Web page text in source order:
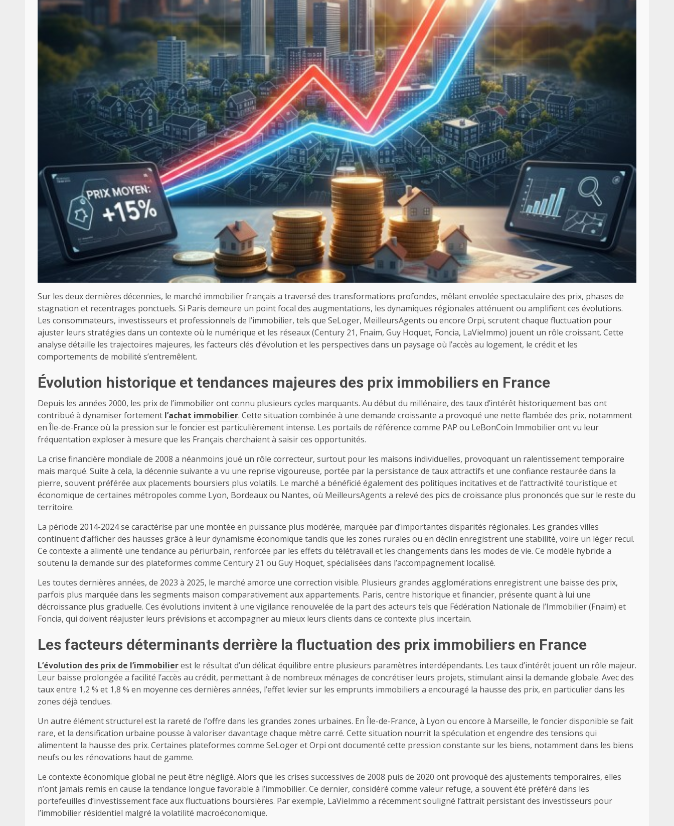
Sur les deux dernières décennies, le marché immobilier français a traversé des transformations profondes, mêlant envolée spectaculaire des prix, phases de
stagnation et recentrages ponctuels. Si Paris demeure un point focal des augmentations, les dynamiques régionales atténuent ou amplifient ces évolutions.
Les consommateurs, investisseurs et professionnels de l’immobilier, tels que SeLoger, MeilleursAgents ou encore Orpi, scrutent chaque fluctuation pour
ajuster leurs stratégies dans un contexte où le numérique et les réseaux (Century 21, Fnaim, Guy Hoquet, Foncia, LaVieImmo) jouent un rôle croissant. Cette
analyse détaille les trajectoires majeures, les facteurs clés d’évolution et les perspectives dans un paysage où l’accès au logement, le crédit et les
comportements de mobilité s’entremêlent.
Évolution historique et tendances majeures des prix immobiliers en France
Depuis les années 2000, les prix de l’immobilier ont connu plusieurs cycles marquants. Au début du millénaire, des taux d’intérêt historiquement bas ont
contribué à dynamiser fortement l’achat immobilier. Cette situation combinée à une demande croissante a provoqué une nette flambée des prix, notamment
en Île-de-France où la pression sur le foncier est particulièrement intense. Les portails de référence comme PAP ou LeBonCoin Immobilier ont vu leur
fréquentation exploser à mesure que les Français cherchaient à saisir ces opportunités.
La crise financière mondiale de 2008 a néanmoins joué un rôle correcteur, surtout pour les maisons individuelles, provoquant un ralentissement temporaire
mais marqué. Suite à cela, la décennie suivante a vu une reprise vigoureuse, portée par la persistance de taux attractifs et une confiance restaurée dans la
pierre, souvent préférée aux placements boursiers plus volatils. Le marché a bénéficié également des politiques incitatives et de l’attractivité touristique et
économique de certaines métropoles comme Lyon, Bordeaux ou Nantes, où MeilleursAgents a relevé des pics de croissance plus prononcés que sur le reste du
territoire.
La période 2014-2024 se caractérise par une montée en puissance plus modérée, marquée par d’importantes disparités régionales. Les grandes villes
continuent d’afficher des hausses grâce à leur dynamisme économique tandis que les zones rurales ou en déclin enregistrent une stabilité, voire un léger recul.
Ce contexte a alimenté une tendance au périurbain, renforcée par les effets du télétravail et les changements dans les modes de vie. Ce modèle hybride a
soutenu la demande sur des plateformes comme Century 21 ou Guy Hoquet, spécialisées dans l’accompagnement localisé.
Les toutes dernières années, de 2023 à 2025, le marché amorce une correction visible. Plusieurs grandes agglomérations enregistrent une baisse des prix,
parfois plus marquée dans les segments maison comparativement aux appartements. Paris, centre historique et financier, présente quant à lui une
décroissance plus graduelle. Ces évolutions invitent à une vigilance renouvelée de la part des acteurs tels que Fédération Nationale de l’Immobilier (Fnaim) et
Foncia, qui doivent réajuster leurs prévisions et accompagner au mieux leurs clients dans ce contexte plus incertain.
Les facteurs déterminants derrière la fluctuation des prix immobiliers en France
L’évolution des prix de l’immobilierest le résultat d’un délicat équilibre entre plusieurs paramètres interdépendants. Les taux d’intérêt jouent un rôle majeur.
Leur baisse prolongée a facilité l’accès au crédit, permettant à de nombreux ménages de concrétiser leurs projets, stimulant ainsi la demande globale. Avec des
taux entre 1,2 % et 1,8 % en moyenne ces dernières années, l’effet levier sur les emprunts immobiliers a encouragé la hausse des prix, en particulier dans les
zones déjà tendues.
Un autre élément structurel est la rareté de l’offre dans les grandes zones urbaines. En Île-de-France, à Lyon ou encore à Marseille, le foncier disponible se fait
rare, et la densification urbaine pousse à valoriser davantage chaque mètre carré. Cette situation nourrit la spéculation et engendre des tensions qui
alimentent la hausse des prix. Certaines plateformes comme SeLoger et Orpi ont documenté cette pression constante sur les biens, notamment dans les biens
neufs ou les rénovations haut de gamme.
Le contexte économique global ne peut être négligé. Alors que les crises successives de 2008 puis de 2020 ont provoqué des ajustements temporaires, elles
n’ont jamais remis en cause la tendance longue favorable à l’immobilier. Ce dernier, considéré comme valeur refuge, a souvent été préféré dans les
portefeuilles d’investissement face aux fluctuations boursières. Par exemple, LaVieImmo a récemment souligné l’attrait persistant des investisseurs pour
l’immobilier résidentiel malgré la volatilité macroéconomique.